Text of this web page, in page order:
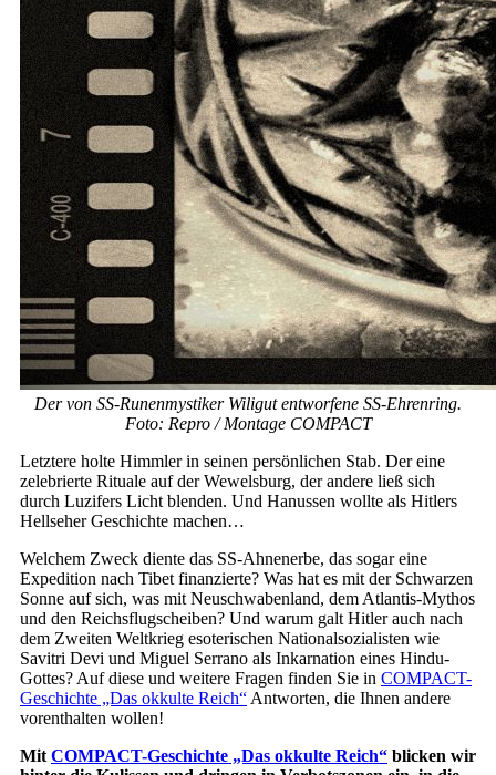
Der von SS-Runenmystiker Wiligut entworfene SS-Ehrenring.
Foto: Repro / Montage COMPACT
Letztere holte Himmler in seinen persönlichen Stab. Der eine
zelebrierte Rituale auf der Wewelsburg, der andere ließ sich
durch Luzifers Licht blenden. Und Hanussen wollte als Hitlers
Hellseher Geschichte machen…
Welchem Zweck diente das SS-Ahnenerbe, das sogar eine
Expedition nach Tibet finanzierte? Was hat es mit der Schwarzen
Sonne auf sich, was mit Neuschwabenland, dem Atlantis-Mythos
und den Reichsflugscheiben? Und warum galt Hitler auch nach
dem Zweiten Weltkrieg esoterischen Nationalsozialisten wie
Savitri Devi und Miguel Serrano als Inkarnation eines Hindu-
Gottes? Auf diese und weitere Fragen finden Sie in COMPACT-
Geschichte „Das okkulte Reich“ Antworten, die Ihnen andere
vorenthalten wollen!
Mit COMPACT-Geschichte „Das okkulte Reich“ blicken wir